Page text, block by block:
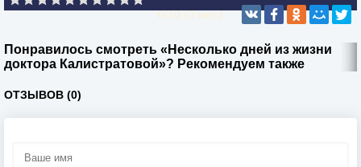
0/10 (0чел.)
Понравилось смотреть «Несколько дней из жизни
доктора Калистратовой»? Рекомендуем также
ОТЗЫВОВ (0)